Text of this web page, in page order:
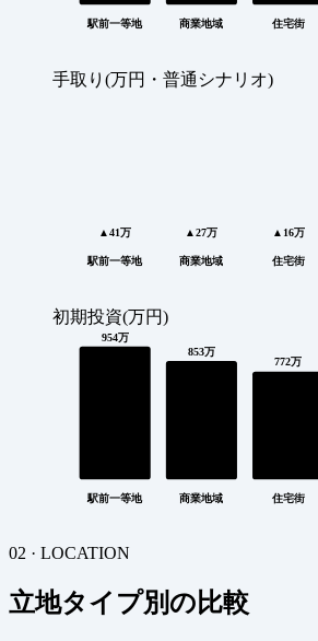
駅前一等地 商業地域 住宅街
手取り(万円・普通シナリオ)
▲41万
駅前一等地
▲27万
商業地域
▲16万
住宅街
初期投資(万円)
954万
駅前一等地
853万
商業地域
772万
住宅街
02 · LOCATION
立地タイプ別の比較